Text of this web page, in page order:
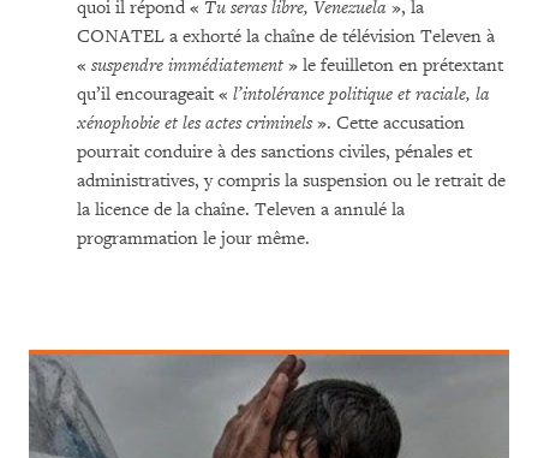
quoi il répond « Tu seras libre, Venezuela », la
CONATEL a exhorté la chaîne de télévision Televen à
« suspendre immédiatement » le feuilleton en prétextant
qu’il encourageait « l’intolérance politique et raciale, la
xénophobie et les actes criminels». Cette accusation
pourrait conduire à des sanctions civiles, pénales et
administratives, y compris la suspension ou le retrait de
la licence de la chaîne. Televen a annulé la
programmation le jour même.